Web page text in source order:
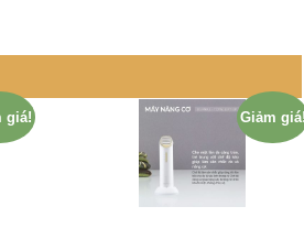
giá! Giảm